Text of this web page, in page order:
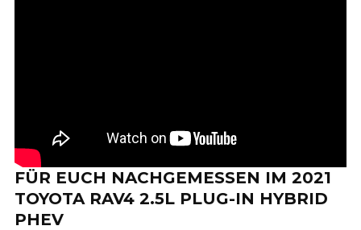
FÜR EUCH NACHGEMESSEN IM 2021
TOYOTA RAV4 2.5L PLUG-IN HYBRID
PHEV